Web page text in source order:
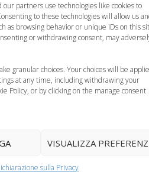
partners use technologies like cookies to
to these technologies will allow us
as browsing behavior or unique IDs on this
or withdrawing consent, may
granular choices. Your choices will be
at any time, including withdrawing your
Policy, or by clicking on the manage consent
VISUALIZZA
sulla Privacy
padre e
campione di calcio